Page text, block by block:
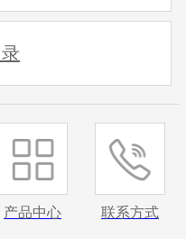
产品中心 联系方式